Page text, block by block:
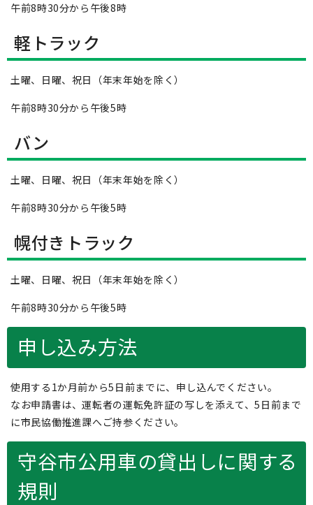
午前8時30分から午後8時
軽トラック
土曜、日曜、祝日（年末年始を除く）
午前8時30分から午後5時
バン
土曜、日曜、祝日（年末年始を除く）
午前8時30分から午後5時
幌付きトラック
土曜、日曜、祝日（年末年始を除く）
午前8時30分から午後5時
申し込み方法
使用する1か月前から5日前までに、申し込んでください。
なお申請書は、運転者の運転免許証の写しを添えて、5日前まで
に市民協働推進課へご持参ください。
守谷市公用車の貸出しに関する
規則